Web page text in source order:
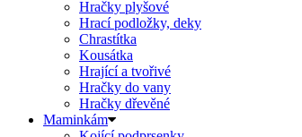
Hračky plyšové
Hrací podložky, deky
Chrastítka
Kousátka
Hrající a tvořivé
Hračky do vany
Hračky dřevěné
Maminkám